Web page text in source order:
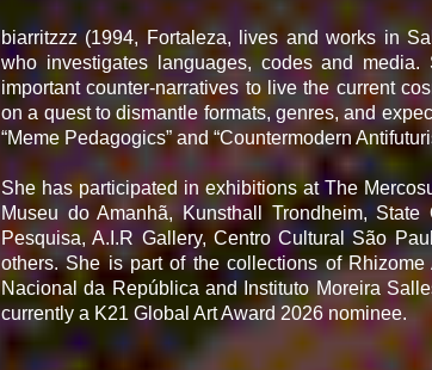
biarritzzz (1994, Fortaleza, lives and works in
who investigates languages, codes and
important counter-narratives to live the current
on a quest to dismantle formats, genres, and
“Meme Pedagogics” and “Countermodern
She has participated in exhibitions at The
Museu do Amanhã, Kunsthall Trondheim,
Pesquisa, A.I.R Gallery, Centro Cultural São
others. She is part of the collections of
Nacional da República and Instituto Moreira
currently a K21 Global Art Award 2026 nominee.